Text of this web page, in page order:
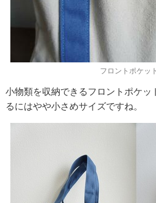
フロントポケッ
小物類を収納できるフロントポケ
るにはやや小さめサイズですね。